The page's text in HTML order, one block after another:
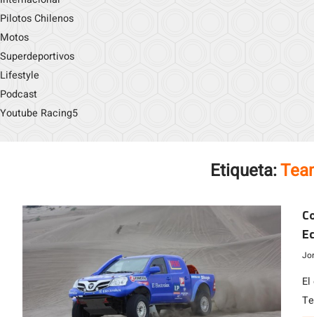
Pilotos Chilenos
Motos
Superdeportivos
Lifestyle
Podcast
Youtube Racing5
Etiqueta: